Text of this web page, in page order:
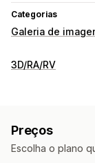
Categorias
Galeria de
Tipos de galeria
Estilos
3D/RA/RV
Zoom
Preços
Escolha o plano